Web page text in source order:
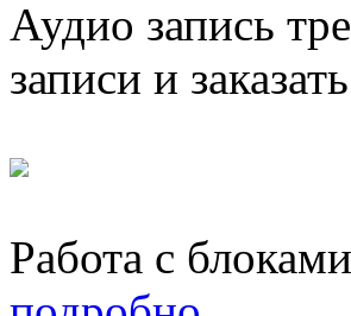
Аудио запись
записи и
Работа с